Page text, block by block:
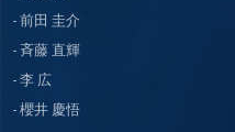
前田 圭介
斉藤 直輝
李 広
櫻井 慶悟